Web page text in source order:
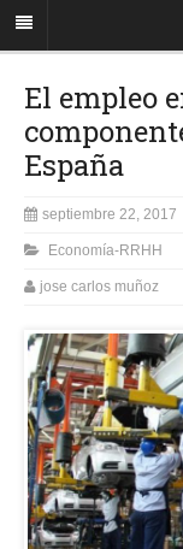
El empleo
España
septiembre 22, 2017
Economía-RRHH
jose carlos muñoz